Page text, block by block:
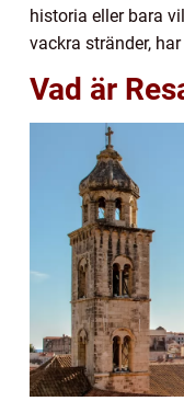
historia eller bara
vackra stränder,
Vad är